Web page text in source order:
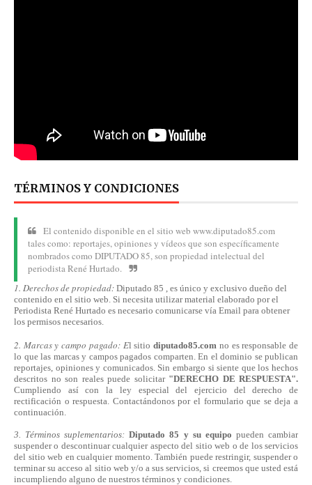
TÉRMINOS Y CONDICIONES
El contenido disponible en el sitio web www.diputado85.com
tales como: reportajes, opiniones y vídeos que son específicamente
nombrados como DIPUTADO 85, son propiedad intelectual del
periodista René Hurtado.
1. Derechos de propiedad: Diputado 85 , es único y exclusivo dueño del
contenido en el sitio web. Si necesita utilizar material elaborado por el
Periodista René Hurtado es necesario comunicarse vía Email para obtener
los permisos necesarios.
2. Marcas y campo pagado: El sitiodiputado85.com no es responsable de
lo que las marcas y campos pagados comparten. En el dominio se publican
reportajes, opiniones y comunicados. Sin embargo si siente que los hechos
descritos no son reales puede solicitar "DERECHO DE RESPUESTA".
Cumpliendo asícon la ley especial del ejercicio del derecho de
rectificación o respuesta. Contactándonospor el formulario que se deja a
continuación.
3. Términos suplementarios:Diputado 85 y su equipo pueden cambiar
suspender o descontinuar cualquier aspecto del sitio web o de los servicios
del sitio web en cualquier momento. También puede restringir, suspender o
terminar su acceso al sitio web y/o a sus servicios, si creemos que usted está
incumpliendo alguno de nuestros términos y condiciones.